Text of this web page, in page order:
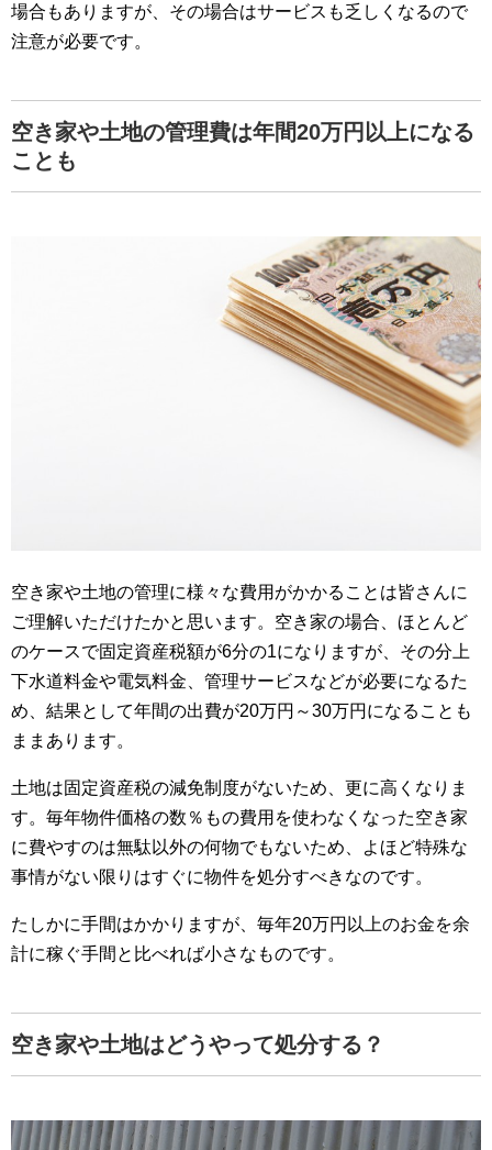
場合もありますが、その場合はサービスも乏しくなるので
注意が必要です。
空き家や土地の管理費は年間20万円以上になる
ことも
空き家や土地の管理に様々な費用がかかることは皆さんに
ご理解いただけたかと思います。空き家の場合、ほとんど
のケースで固定資産税額が6分の1になりますが、その分上
下水道料金や電気料金、管理サービスなどが必要になるた
め、結果として年間の出費が20万円～30万円になることも
ままあります。
土地は固定資産税の減免制度がないため、更に高くなりま
す。毎年物件価格の数％もの費用を使わなくなった空き家
に費やすのは無駄以外の何物でもないため、よほど特殊な
事情がない限りはすぐに物件を処分すべきなのです。
たしかに手間はかかりますが、毎年20万円以上のお金を余
計に稼ぐ手間と比べれば小さなものです。
空き家や土地はどうやって処分する？